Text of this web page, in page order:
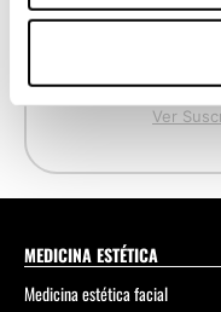
Ver Política
Ver
MEDICINA ESTÉTICA
Medicina estética facial